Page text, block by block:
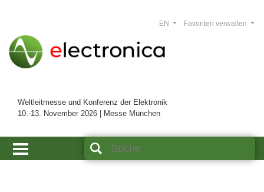
Weltleitmesse und Konferenz der Elektronik
10.-13. November 2026 | Messe München
Favoriten verwalten
EN